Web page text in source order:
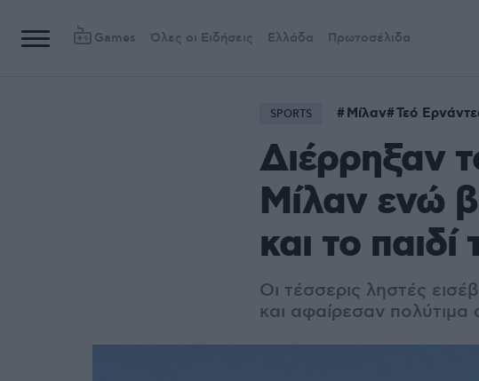
Games Όλες οι Ειδήσεις Ελλάδα Πρωτοσέλιδα
SPORTS Μίλαν Τεό
Διέρρηξαν
Μίλαν ενώ
και το παιδί
Οι τέσσερις ληστές
και αφαίρεσαν πολύτιμα